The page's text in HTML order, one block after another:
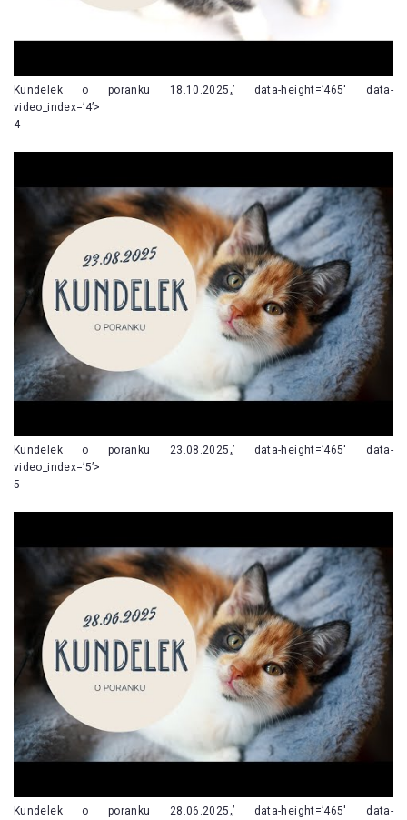
Kundelek o poranku 18.10.2025„’ data-height=’465′ data-
video_index=’4’>
4
Kundelek o poranku 23.08.2025„’ data-height=’465′ data-
video_index=’5’>
5
Kundelek o poranku 28.06.2025„’ data-height=’465′ data-